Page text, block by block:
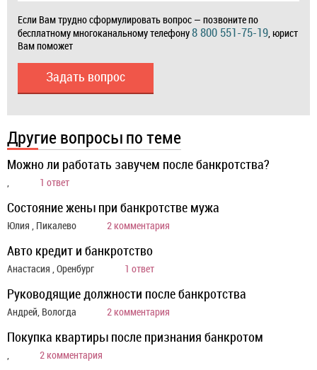
Если Вам трудно сформулировать вопрос — позвоните по
бесплатному многоканальному телефону8 800 551-75-19 , юрист
Вам поможет
Задать вопрос
Другие вопросы по теме
Можно ли работать завучем после банкротства?
1 ответ
Состояние жены при банкротстве мужа
Юлия , Пикалево 2 комментария
Авто кредит и банкротство
Анастасия , Оренбург 1 ответ
Руководящие должности после банкротства
Андрей, Вологда 2 комментария
Покупка квартиры после признания банкротом
2 комментария